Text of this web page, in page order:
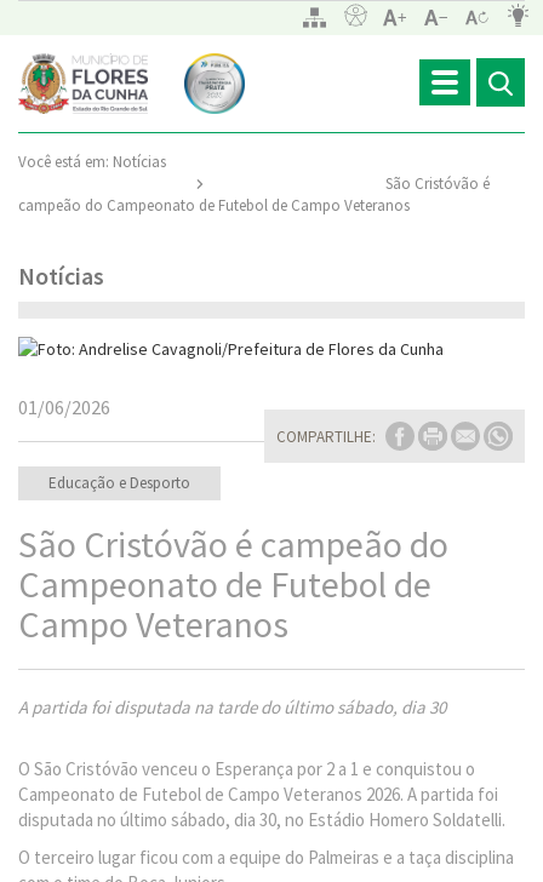
Toggle
navigation
Você está em: Notícias
São Cristóvão é
campeão do Campeonato de Futebol de Campo Veteranos
Notícias
COMPARTILHE:
01/06/2026
Educação e Desporto
São Cristóvão é campeão do
Campeonato de Futebol de
Campo Veteranos
A partida foi disputada na tarde do último sábado, dia 30
O São Cristóvão venceu o Esperança por 2 a 1 e conquistou o
Campeonato de Futebol de Campo Veteranos 2026. A partida foi
disputada no último sábado, dia 30, no Estádio Homero Soldatelli.
O terceiro lugar ficou com a equipe do Palmeiras e a taça disciplina